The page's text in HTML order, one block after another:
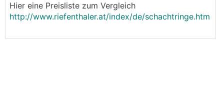
Hier eine Preisliste zum Vergleich
http://www.riefenthaler.at/index/de/schachtringe.htm